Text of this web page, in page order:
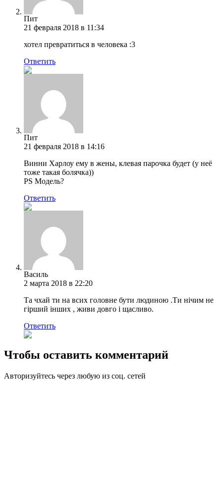
Пит
21 февраля 2018 в 11:34
хотел превратиться в человека :3
Ответить
Пит
21 февраля 2018 в 14:16
Винни Харлоу ему в жены, клевая парочка будет (у неё
тоже такая болячка))
PS Модель?
Ответить
Василь
2 марта 2018 в 22:20
Та чхай ти на всих головне бути людиною .Ти нічим не
гірший інших , живи довго і щасливо.
Ответить
Чтобы оставить комментарий
Авторизуйтесь через любую из соц. сетей